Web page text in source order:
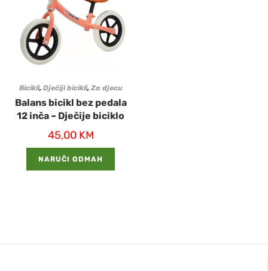
Bicikli, Dječiji bicikli, Za djecu
Balans bicikl bez pedala
12 inča – Dječije biciklo
45,00 KM
NARUČI ODMAH